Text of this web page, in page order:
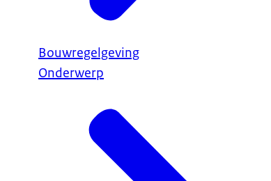
Bouwregelgeving
Onderwerp